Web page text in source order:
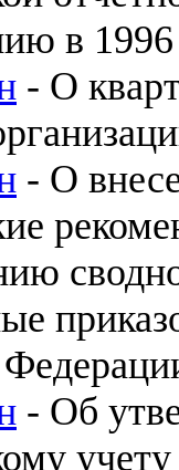
в 1996
- О
- О
- Об